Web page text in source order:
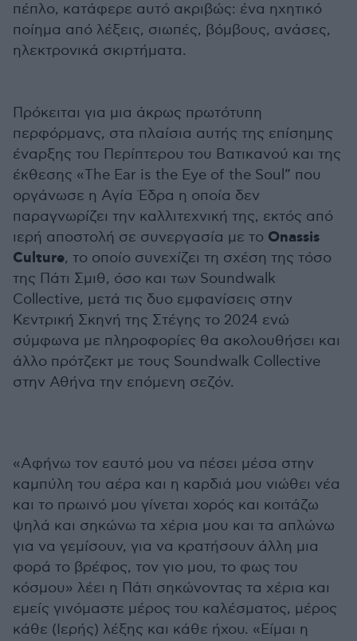
πέπλο, κατάφερε αυτό ακριβώς: ένα ηχητικό
ποίημα από λέξεις, σιωπές, βόμβους, ανάσες,
ηλεκτρονικά σκιρτήματα.
Πρόκειται για μια άκρως πρωτότυπη
περφόρμανς, στα πλαίσια αυτής της επίσημης
έναρξης του Περίπτερου του Βατικανού και της
έκθεσης «The Ear is the Eye of the Soul” που
οργάνωσε η Αγία Έδρα η οποία δεν
παραγνωρίζει την καλλιτεχνική της, εκτός από
ιερή αποστολή σε συνεργασία με το Onassis
Culture, το οποίο συνεχίζει τη σχέση της τόσο
της Πάτι Σμιθ, όσο και των Soundwalk
Collective, μετά τις δυο εμφανίσεις στην
Κεντρική Σκηνή της Στέγης το 2024 ενώ
σύμφωνα με πληροφορίες θα ακολουθήσει και
άλλο πρότζεκτ με τους Soundwalk Collective
στην Αθήνα την επόμενη σεζόν.
«Αφήνω τον εαυτό μου να πέσει μέσα στην
καμπύλη του αέρα και η καρδιά μου νιώθει νέα
και το πρωινό μου γίνεται χορός και κοιτάζω
ψηλά και σηκώνω τα χέρια μου και τα απλώνω
για να γεμίσουν, για να κρατήσουν άλλη μια
φορά το βρέφος, τον γιο μου, το φως του
κόσμου» λέει η Πάτι σηκώνοντας τα χέρια και
εμείς γινόμαστε μέρος του καλέσματος, μέρος
κάθε (Ιερής) λέξης και κάθε ήχου. «Είμαι η